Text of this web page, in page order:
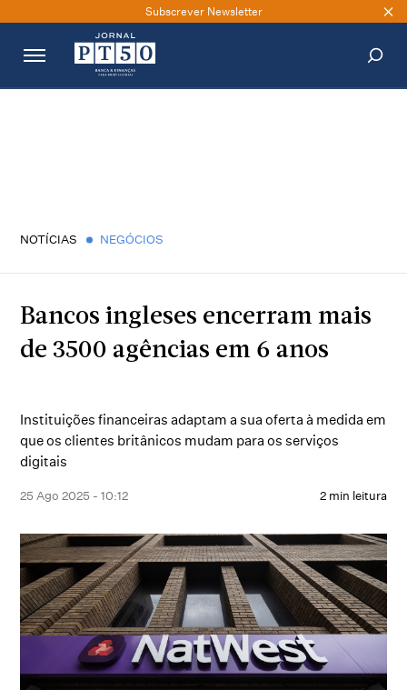
Subscrever Newsletter
NOTÍCIAS NEGÓCIOS
Bancos ingleses encerram mais
de 3500 agências em 6 anos
Instituições financeiras adaptam a sua oferta à medida em
que os clientes britânicos mudam para os serviços
digitais
25 Ago 2025 - 10:12 2 min leitura